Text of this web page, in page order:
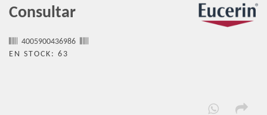
Consultar
4005900436986
EN STOCK: 63